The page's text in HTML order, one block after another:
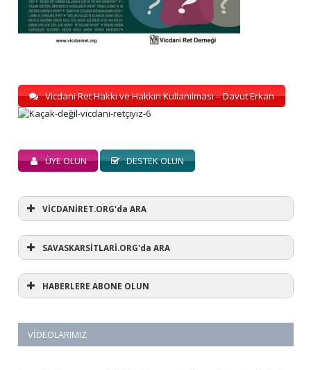
Vicdani Ret Hakkı ve Hakkın Kullanılması – Davut Erkan
ÜYE OLUN DESTEK OLUN
VİCDANİRET.ORG'da ARA
SAVASKARSİTLARİ.ORG'da ARA
HABERLERE ABONE OLUN
VIDEOLARIMIZ